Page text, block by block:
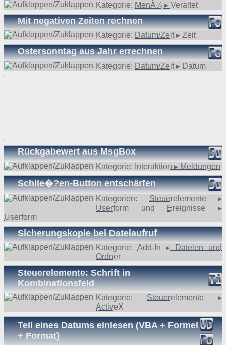
Kategorie: MenÃ¼ ▸ Veraltet
Mit negativen Zeiten rechnen
Kategorie: Datum/Zeit ▸ Zeit
Ostersonntag aus Jahr errechnen
Kategorie: Datum/Zeit ▸ Datum
Rückgabewert aus MsgBox
Kategorie: Interaktion ▸ Meldungen
Schlie�?en-Button entschärfen
Kategorien: Steuerelemente ▸
Userform und
Ereignisse ▸
Userform
Sicherungskopie bei Dateiaufruf
Kategorie: Add-In ▸ Dateien und
Ordner
Steuerelemente: Schrift in
Kombinationsfeld
Kategorie: Steuerelemente ▸
ActiveX
Teil eines Datums einlesen (VBA + Formel
+ Format)